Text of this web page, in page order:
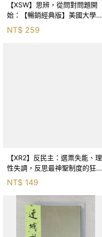
【XSW】思辨，從問對問題開
始：【暢銷經典版】美國大學邏
輯思考聖經_尼爾．布朗, 史都
華．基里, 羅耀宗, 蔡宏明, 黃賓
NT$ 259
【XR2】反民主：選票失能、理
性失調，反思最神聖制度的狂亂
NT$ 149